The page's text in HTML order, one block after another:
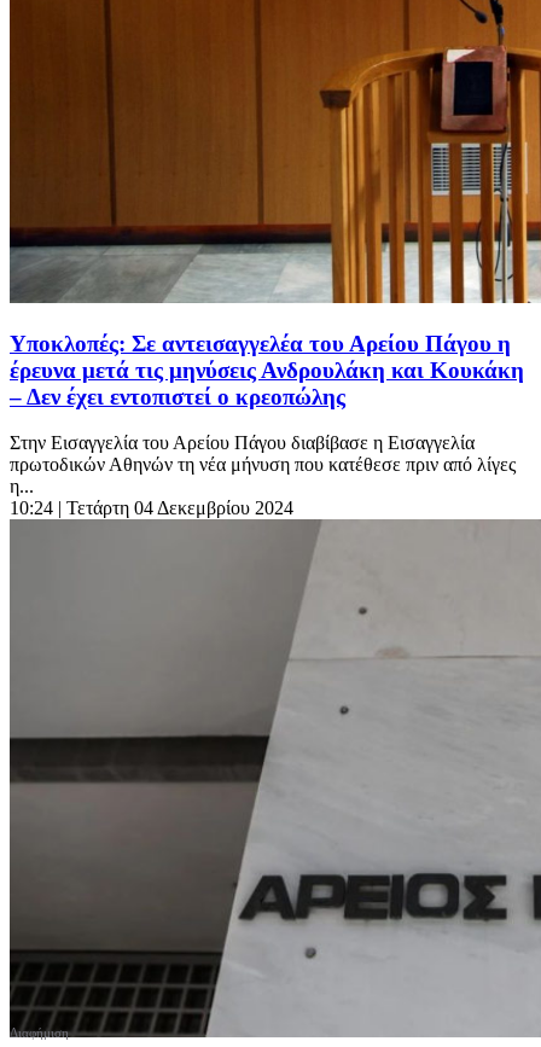
Υποκλοπές: Σε αντεισαγγελέα του Αρείου Πάγου η
έρευνα μετά τις μηνύσεις Ανδρουλάκη και Κουκάκη
– Δεν έχει εντοπιστεί ο κρεοπώλης
Στην Εισαγγελία του Αρείου Πάγου διαβίβασε η Εισαγγελία
πρωτοδικών Αθηνών τη νέα μήνυση που κατέθεσε πριν από λίγες
η...
10:24 | Τετάρτη 04 Δεκεμβρίου 2024